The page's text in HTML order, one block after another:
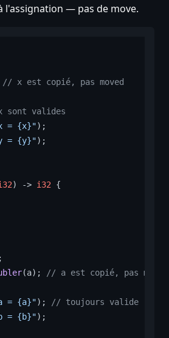
l'assignation — pas de move.
// x est copié, pas moved
sont valides
= {x}");
= {y}");
) -> i32 {
;
(a); // a est copié, pas moved
= {a}"); // toujours valide
= {b}");